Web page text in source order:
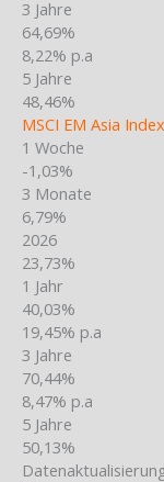
3 Jahre
64,69%
8,22% p.a
5 Jahre
48,46%
MSCI EM Asia Index
1 Woche
-1,03%
3 Monate
6,79%
2026
23,73%
1 Jahr
40,03%
19,45% p.a
3 Jahre
70,44%
8,47% p.a
5 Jahre
50,13%